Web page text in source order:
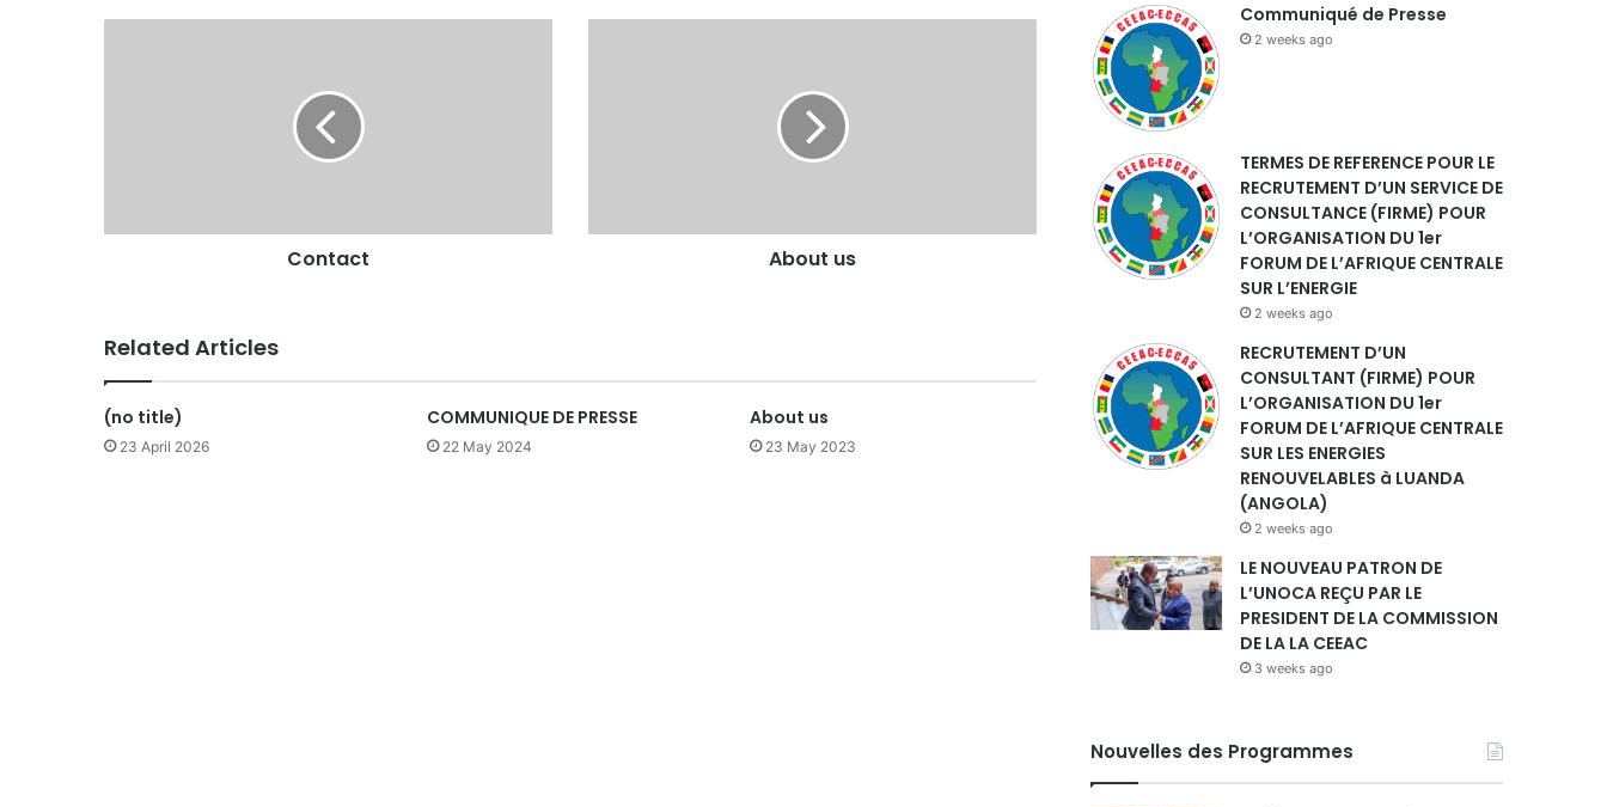
Contact About us
Related Articles
(no title)
23 April 2026
COMMUNIQUE DE PRESSE
22 May 2024
About us
23 May 2023
Communiqué de Presse
2 weeks ago
TERMES DE REFERENCE POUR LE
RECRUTEMENT D’UN SERVICE DE
CONSULTANCE (FIRME) POUR
L’ORGANISATION DU 1er
FORUM DE L’AFRIQUE CENTRALE
SUR L’ENERGIE
2 weeks ago
RECRUTEMENT D’UN
CONSULTANT (FIRME) POUR
L’ORGANISATION DU 1er
FORUM DE L’AFRIQUE CENTRALE
SUR LES ENERGIES
RENOUVELABLES à LUANDA
(ANGOLA)
2 weeks ago
LE NOUVEAU PATRON DE
L’UNOCA REÇU PAR LE
PRESIDENT DE LA COMMISSION
DE LA LA CEEAC
3 weeks ago
Nouvelles des Programmes